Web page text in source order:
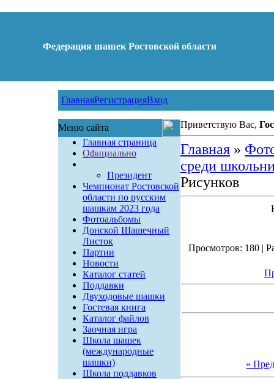
Федерация шашек Ростовской области
ГлавнаяРегистрацияВход
Меню сайта
Главная страница
Официально
Президент
Чемпионат Ростовской
области по русским
шашкам 2023 года
Фотоальбомы
Донской Шашечный
Листок
Партии
Новости
Каталог статей
Поддавки
Двуходовые шашки
Гостевая книга
Каталог файлов
Заочная игра
Школа шашек
(международные
шашки)
Школа поддавков
Приветствую Вас,
Главная»
среди
Рисунков
Просмотров: 180 |
«